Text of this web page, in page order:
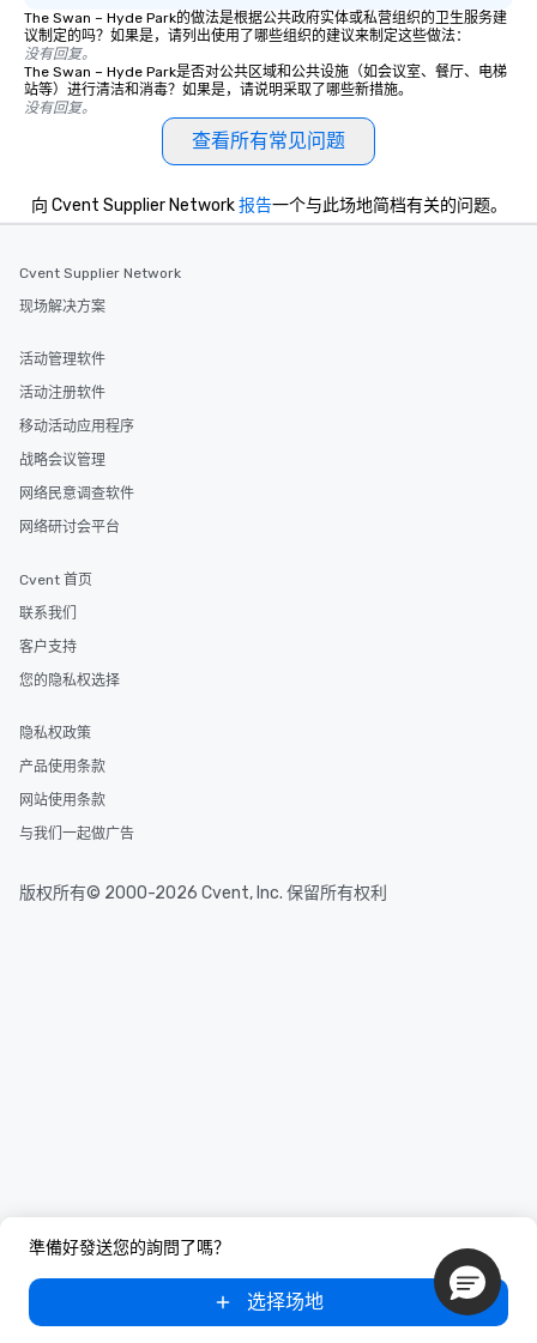
The Swan – Hyde Park的做法是根据公共政府实体或私营组织的卫生服务建
议制定的吗？如果是，请列出使用了哪些组织的建议来制定这些做法：
没有回复。
The Swan – Hyde Park是否对公共区域和公共设施（如会议室、餐厅、电梯
站等）进行清洁和消毒？如果是，请说明采取了哪些新措施。
没有回复。
查看所有常见问题
準備好發送您的詢問了嗎？
选择场地
向 Cvent Supplier Network报告一个与此场地简档有关的问题。
Cvent Supplier Network
现场解决方案
活动管理软件
活动注册软件
移动活动应用程序
战略会议管理
网络民意调查软件
网络研讨会平台
Cvent 首页
联系我们
客户支持
您的隐私权选择
隐私权政策
产品使用条款
网站使用条款
与我们一起做广告
版权所有© 2000-2026 Cvent, Inc. 保留所有权利